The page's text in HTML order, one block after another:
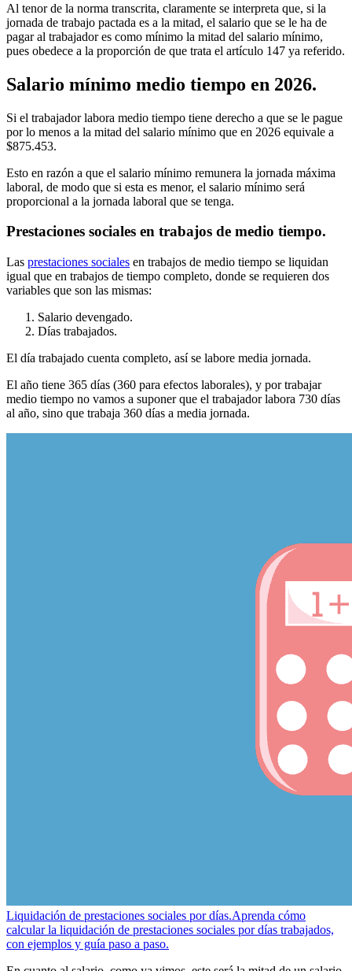
Al tenor de la norma transcrita, claramente se interpreta que, si la
jornada de trabajo pactada es a la mitad, el salario que se le ha de
pagar al trabajador es como mínimo la mitad del salario mínimo,
pues obedece a la proporción de que trata el artículo 147 ya referido.
Salario mínimo medio tiempo en 2026.
Si el trabajador labora medio tiempo tiene derecho a que se le pague
por lo menos a la mitad del salario mínimo que en 2026 equivale a
$875.453.
Esto en razón a que el salario mínimo remunera la jornada máxima
laboral, de modo que si esta es menor, el salario mínimo será
proporcional a la jornada laboral que se tenga.
Prestaciones sociales en trabajos de medio tiempo.
Las prestaciones sociales en trabajos de medio tiempo se liquidan
igual que en trabajos de tiempo completo, donde se requieren dos
variables que son las mismas:
Salario devengado.
Días trabajados.
El día trabajado cuenta completo, así se labore media jornada.
El año tiene 365 días (360 para efectos laborales), y por trabajar
medio tiempo no vamos a suponer que el trabajador labora 730 días
al año, sino que trabaja 360 días a media jornada.
Liquidación de prestaciones sociales por días.Aprenda cómo
calcular la liquidación de prestaciones sociales por días trabajados,
con ejemplos y guía paso a paso.